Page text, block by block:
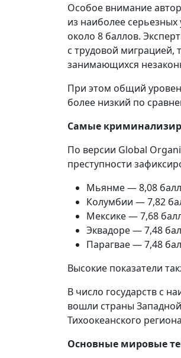
Особое внимание
из наиболее
около 8 баллов.
с трудовой миграцией,
занимающихся
При этом общий
более низкий по
Самые
По версии Global
преступности
Мьянме — 8,08
Колумбии — 7,82
Мексике — 7,68
Эквадоре — 7,48
Парагвае — 7,48
Высокие показатели
В число государств с
вошли страны
Тихоокеанского
Основные мировые